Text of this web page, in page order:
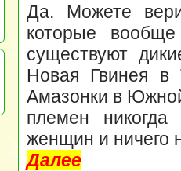
Да. Можете
которые
существуют
Новая Гвинея в
Амазонки в
племен
женщин и ничего
Далее